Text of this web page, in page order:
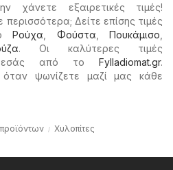
εξαιρετικές τιμές!
Δείτε επίσης τιμές
Ρούχα Φούστα Πουκάμισο
. Οι καλύτερες τιμές
εσάς από το Fylladiomat.gr.
όταν ψωνίζετε μαζί μας κάθε
Χυλοπίτες